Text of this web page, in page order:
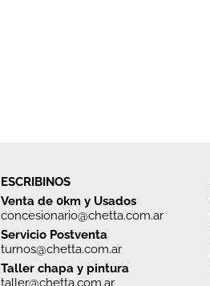
ESCRIBINOS
Venta de 0km y Usados
concesionario@chetta.com.ar
Servicio Postventa
turnos@chetta.com.ar
Taller chapa y pintura
taller@chetta.com.ar